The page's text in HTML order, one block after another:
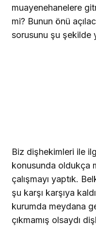
muayenehanelere
mi? Bunun önü
sorusunu şu şekilde
Biz dişhekimleri ile
konusunda oldukça
çalışmayı yaptık.
şu karşı karşıya
kurumda meydana
çıkmamış olsaydı